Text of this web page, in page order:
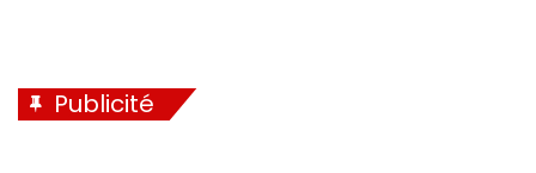
Publicité